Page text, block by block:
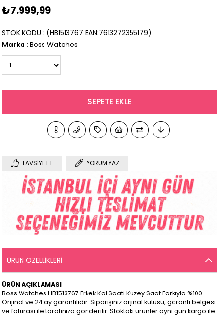
₺7.999,99
(HB1513767 EAN:7613272355179)
STOK KODU
Marka : Boss Watches
TAVSIYE ET YORUM YAZ
ÜRÜN ÖZELLIKLERI
ÜRÜN AÇIKLAMASI
Boss Watches HB1513767 Erkek Kol Saati Kuzey Saat Farkıyla %100
Orijinal ve 24 ay garantilidir. Siparişiniz orjinal kutusu, garanti belgesi
ve faturası ile tarafınıza gönderilir. Stoktaki ürünler aynı gün kargo ile